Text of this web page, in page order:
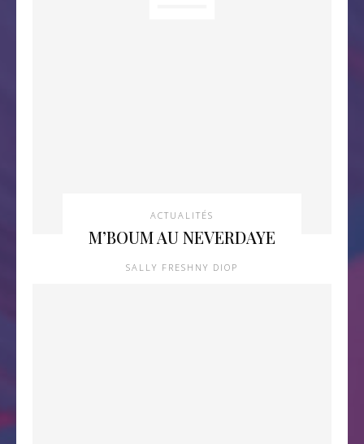
ACTUALITÉS
M’BOUM AU NEVERDAYE
SALLY FRESHNY DIOP